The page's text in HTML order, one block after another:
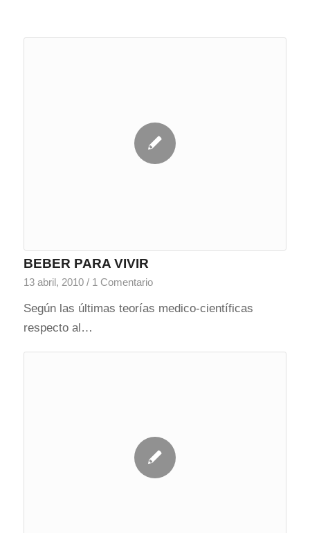
BEBER PARA VIVIR
13 abril, 2010 / 1 Comentario
Según las últimas teorías medico-científicas
respecto al…